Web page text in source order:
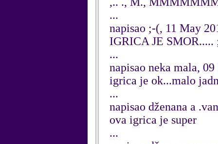
...
napisao ;-(, 11 May
IGRICA JE
...
napisao neka mala,
igrica je ok...malo
...
napisao dženana a
ova igrica je super
...